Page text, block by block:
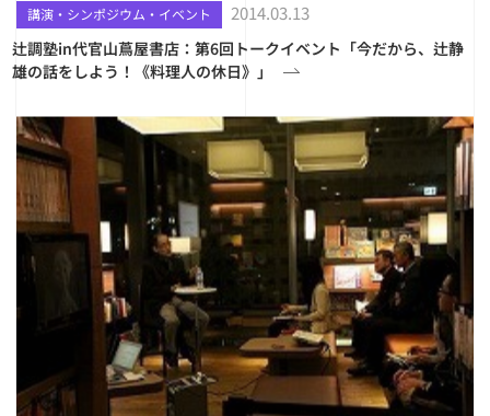
講演・シンポジウム・イベント 2014.03.13
辻調塾in代官山蔦屋書店：第6回トークイベント「今だから、辻静
雄の話をしよう！《料理人の休日》」